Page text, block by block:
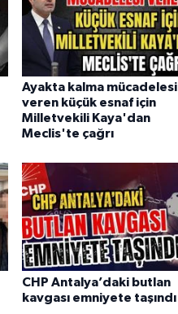
Ayakta kalma mücadelesi
veren küçük esnaf için
Milletvekili Kaya'dan
Meclis'te çağrı
CHP Antalya’daki butlan
kavgası emniyete taşındı